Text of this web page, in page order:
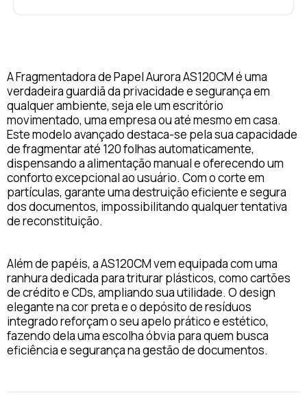
A Fragmentadora de Papel Aurora AS120CM é uma
verdadeira guardiã da privacidade e segurança em
qualquer ambiente, seja ele um escritório
movimentado, uma empresa ou até mesmo em casa.
Este modelo avançado destaca-se pela sua capacidade
de fragmentar até 120 folhas automaticamente,
dispensando a alimentação manual e oferecendo um
conforto excepcional ao usuário. Com o corte em
partículas, garante uma destruição eficiente e segura
dos documentos, impossibilitando qualquer tentativa
de reconstituição.
Além de papéis, a AS120CM vem equipada com uma
ranhura dedicada para triturar plásticos, como cartões
de crédito e CDs, ampliando sua utilidade. O design
elegante na cor preta e o depósito de resíduos
integrado reforçam o seu apelo prático e estético,
fazendo dela uma escolha óbvia para quem busca
eficiência e segurança na gestão de documentos.